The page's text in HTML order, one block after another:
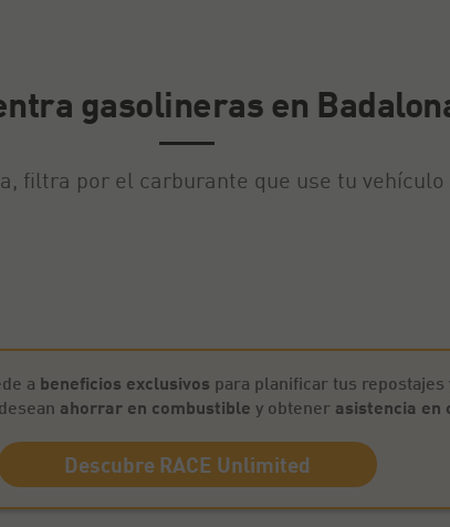
gasolineras en
filtra por el carburante que use tu
a beneficios exclusivos para planificar tus
ahorrar en combustible y obtener asistencia en
Descubre RACE Unlimited